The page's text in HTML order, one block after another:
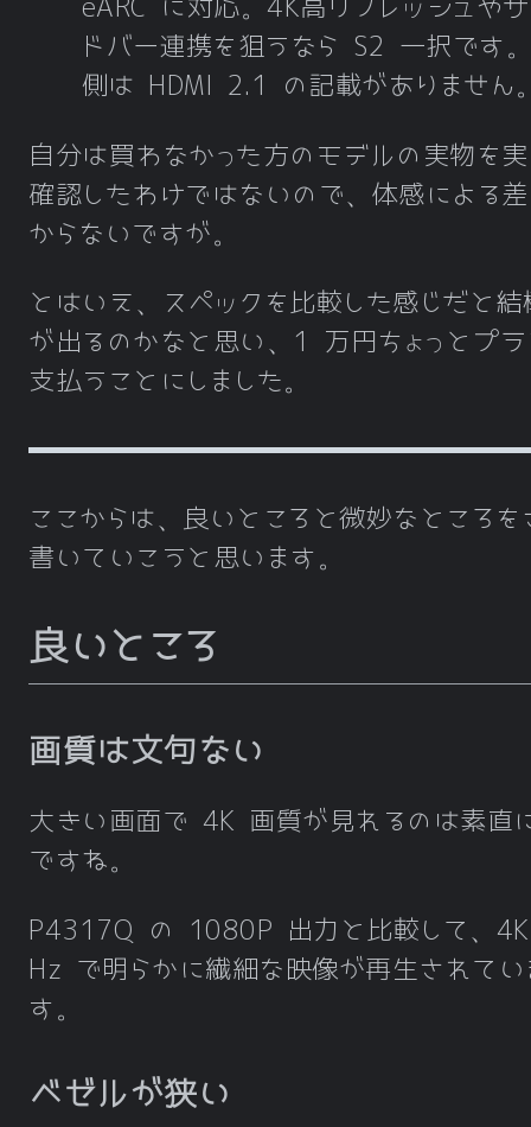
eARC に対応。4K高リフレッシュや
ドバー連携を狙うなら S2 一択です
側は HDMI 2.1 の記載がありません
自分は買わなかった方のモデルの実物を
確認したわけではないので、体感による
からないですが。
とはいえ、スペックを比較した感じだと結
が出るのかなと思い、1 万円ちょっとプ
支払うことにしました。
ここからは、良いところと微妙なところを
書いていこうと思います。
良いところ
画質は文句ない
大きい画面で 4K 画質が見れるのは素直
ですね。
P4317Q の 1080P 出力と比較して、
Hz で明らかに繊細な映像が再生されてい
す。
ベゼルが狭い